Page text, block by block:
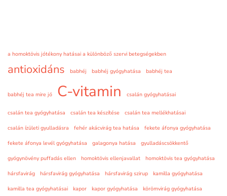
a homoktövis jótékony hatásai a különböző szervi betegségekben
antioxidáns babhéj babhéj gyógyhatása babhéj tea
babhéj tea mire jó C-vitamin csalán gyógyhatásai
csalán tea gyógyhatása csalán tea készítése
csalán tea mellékhatásai
csalán ízületi gyulladásra
fehér akácvirág tea hatása
fekete áfonya gyógyhatása
fekete áfonya levél gyógyhatása
galagonya hatása
gyulladáscsökkentő
gyógynövény puffadás ellen
homoktövis ellenjavallat
homoktövis tea gyógyhatása
hársfavirág
hársfavirág gyógyhatása hársfavirág szirup
kamilla gyógyhatása
kamilla tea gyógyhatásai
kapor kapor gyógyhatása
körömvirág gyógyhatása